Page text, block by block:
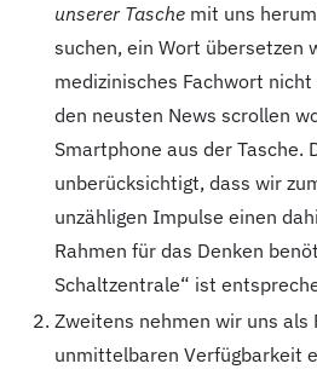
unserer Tasche mit uns
suchen, ein Wort übersetzen
medizinisches Fachwort
den neusten News scrollen
Smartphone aus der Tasche.
unberücksichtigt, dass wir
unzähligen Impulse einen
Rahmen für das Denken
Schaltzentrale“ ist
Zweitens nehmen wir uns als
unmittelbaren Verfügbarkeit